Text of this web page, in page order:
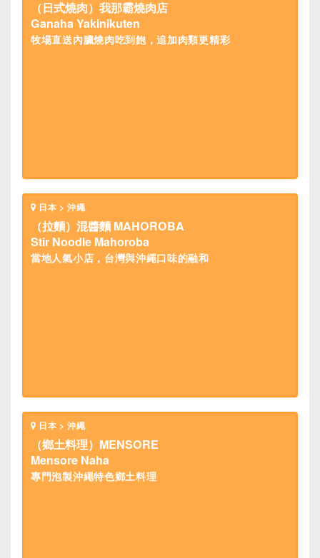
（日式燒肉）我那霸燒肉店
Ganaha Yakinikuten
牧場直送內臟燒肉吃到飽，追加肉類更精彩
日本 > 沖繩
（拉麵）混醬麵 MAHOROBA
Stir Noodle Mahoroba
當地人氣小店，台灣與沖繩口味的融和
日本 > 沖繩
（鄉土料理）MENSORE
Mensore Naha
專門泡製沖繩特色鄉土料理